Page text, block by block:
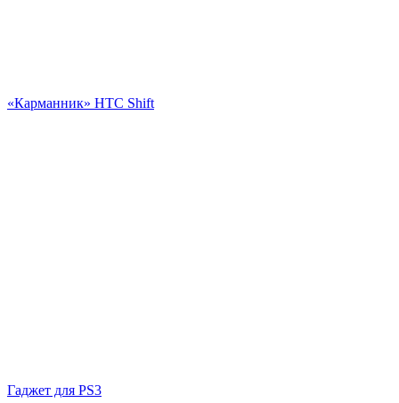
«Карманник» HTC Shift
Гаджет для PS3